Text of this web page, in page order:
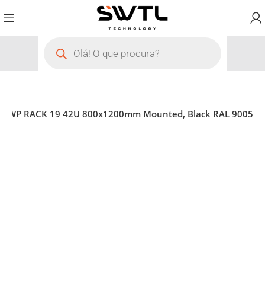
WP RACK 19 42U 800x1200mm Mounted, Black RAL 9005